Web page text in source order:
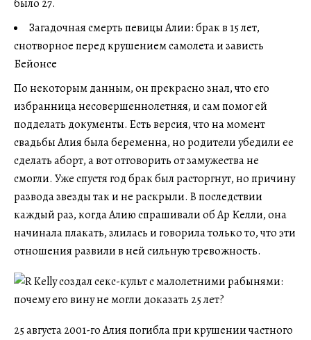
было 27.
Загадочная смерть певицы Алии: брак в 15 лет,
снотворное перед крушением самолета и зависть
Бейонсе
По некоторым данным, он прекрасно знал, что его
избранница несовершеннолетняя, и сам помог ей
подделать документы. Есть версия, что на момент
свадьбы Алия была беременна, но родители убедили ее
сделать аборт, а вот отговорить от замужества не
смогли. Уже спустя год брак был расторгнут, но причину
развода звезды так и не раскрыли. В последствии
каждый раз, когда Алию спрашивали об Ар Келли, она
начинала плакать, злилась и говорила только то, что эти
отношения развили в ней сильную тревожность.
25 августа 2001-го Алия погибла при крушении частного